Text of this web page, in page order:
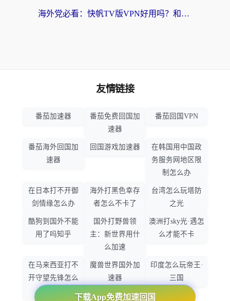
海外党必看：快帆TV版VPN好用吗？和hi龟龟VPN对比哪个回国效果更好？附免费加速器选择指南
下载App免费加速回国
友情链接
番茄加速器
番茄免费回国加
速器
番茄回国VPN
番茄海外回国加
速器
回国游戏加速器
在韩国用中国政
务服务网地区限
制怎么办
在日本打不开御
剑情缘怎么办
海外打黑色幸存
者怎么不卡了
台湾怎么玩塔防
之光
酷狗到国外不能
用了吗知乎
国外打野兽领
主：新世界用什
么加速
澳洲打sky光·遇怎
么才能不卡
在马来西亚打不
开守望先锋怎么
魔兽世界国外加
速器
印度怎么玩帝王·
三国